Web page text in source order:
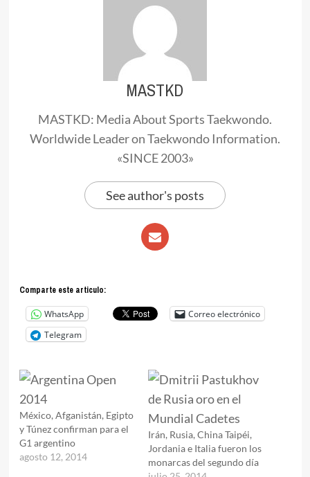
MASTKD
MASTKD: Media About Sports Taekwondo.
Worldwide Leader on Taekwondo Information.
«SINCE 2003»
See author's posts
Comparte este articulo:
WhatsApp
Correo electrónico
Telegram
México, Afganistán, Egipto
y Túnez confirman para el
G1 argentino
agosto 12, 2014
Irán, Rusia, China Taipéi,
Jordania e Italia fueron los
monarcas del segundo día